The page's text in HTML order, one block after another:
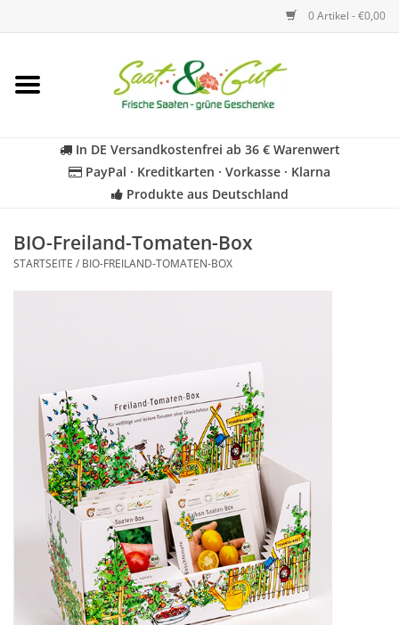
0 Artikel - €0,00
Startseite
Kräuter
Geschenkideen
Katalog
In DE Versandkostenfrei ab 36 € Warenwert
PayPal · Kreditkarten · Vorkasse · Klarna
Produkte aus Deutschland
BIO-Freiland-Tomaten-Box
STARTSEITE / BIO-FREILAND-TOMATEN-BOX